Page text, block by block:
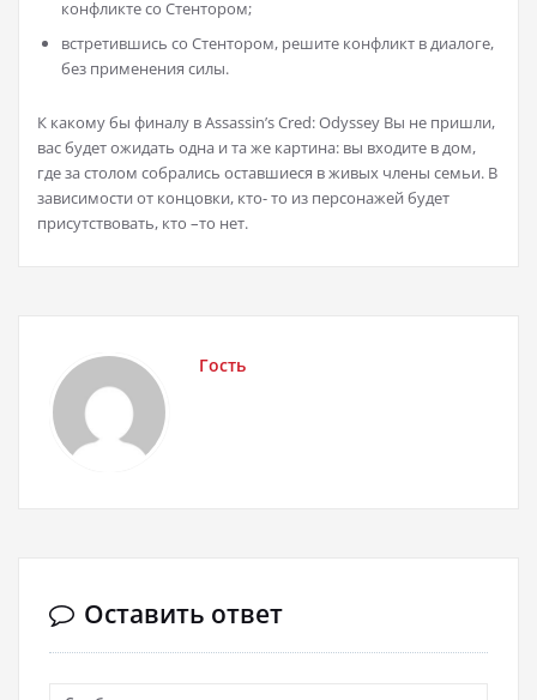
конфликте со Стентором;
встретившись со Стентором, решите конфликт в диалоге,
без применения силы.
К какому бы финалу в Assassin’s Cred: Odyssey Вы не пришли,
вас будет ожидать одна и та же картина: вы входите в дом,
где за столом собрались оставшиеся в живых члены семьи. В
зависимости от концовки, кто- то из персонажей будет
присутствовать, кто –то нет.
Гость
Оставить ответ